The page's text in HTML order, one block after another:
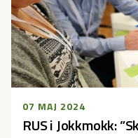
RUS i Jokkmokk:
07 MAJ 2024